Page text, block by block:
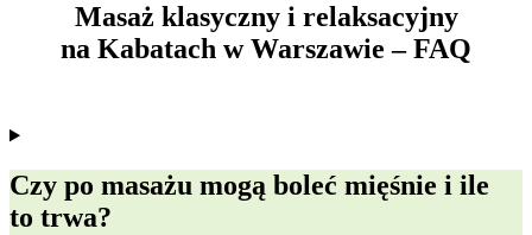
Masaż klasyczny i relaksacyjny
na Kabatach w Warszawie – FAQ
Czy po masażu mogą boleć mięśnie i ile
to trwa?